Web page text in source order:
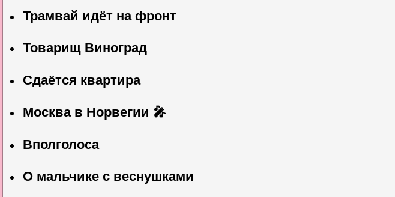
Трамвай идёт на фронт
Товарищ Виноград
Сдаётся квартира
Москва в Норвегии 🎤
Вполголоса
О мальчике с веснушками